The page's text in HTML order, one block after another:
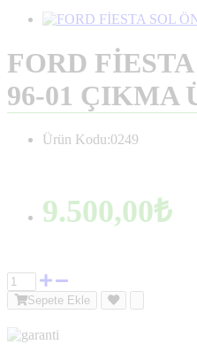
FORD
96-01 ÇIKMA
Ürün Kodu:0249
9.500,00₺
Sepete Ekle